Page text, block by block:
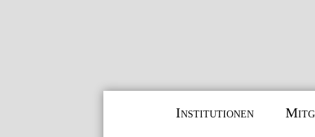
Institutionen